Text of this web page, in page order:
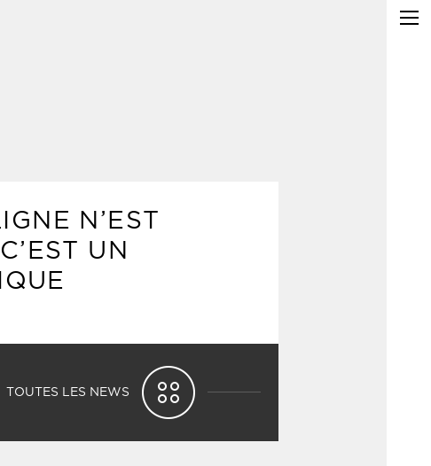
N’EST
UN
TOUTES LES NEWS